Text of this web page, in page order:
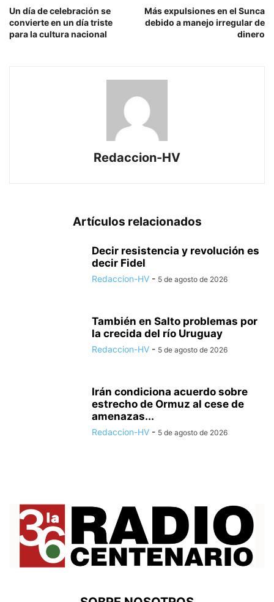
Un día de celebración se
convierte en un día triste
para la cultura nacional
Más expulsiones en el Sunca
debido a manejo irregular de
dinero
Redaccion-HV
Artículos relacionados
Decir resistencia y revolución es
decir Fidel
Redaccion-HV - 5 de agosto de 2026
También en Salto problemas por
la crecida del río Uruguay
Redaccion-HV - 5 de agosto de 2026
Irán condiciona acuerdo sobre
estrecho de Ormuz al cese de
amenazas...
Redaccion-HV - 5 de agosto de 2026